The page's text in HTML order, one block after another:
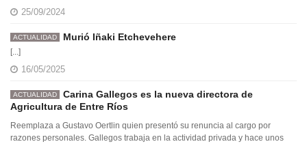
25/09/2024
ACTUALIDAD Murió Iñaki Etchevehere
[...]
16/05/2025
ACTUALIDAD
Carina Gallegos es la nueva directora de
Agricultura de Entre Ríos
Reemplaza a Gustavo Oertlin quien presentó su renuncia al cargo por
razones personales. Gallegos trabaja en la actividad privada y hace unos